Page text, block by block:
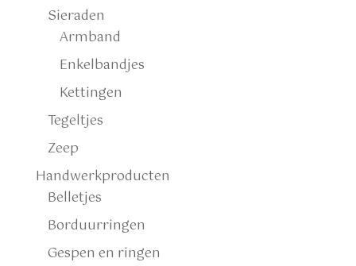
Sieraden
Armband
Enkelbandjes
Kettingen
Tegeltjes
Zeep
Handwerkproducten
Belletjes
Borduurringen
Gespen en ringen